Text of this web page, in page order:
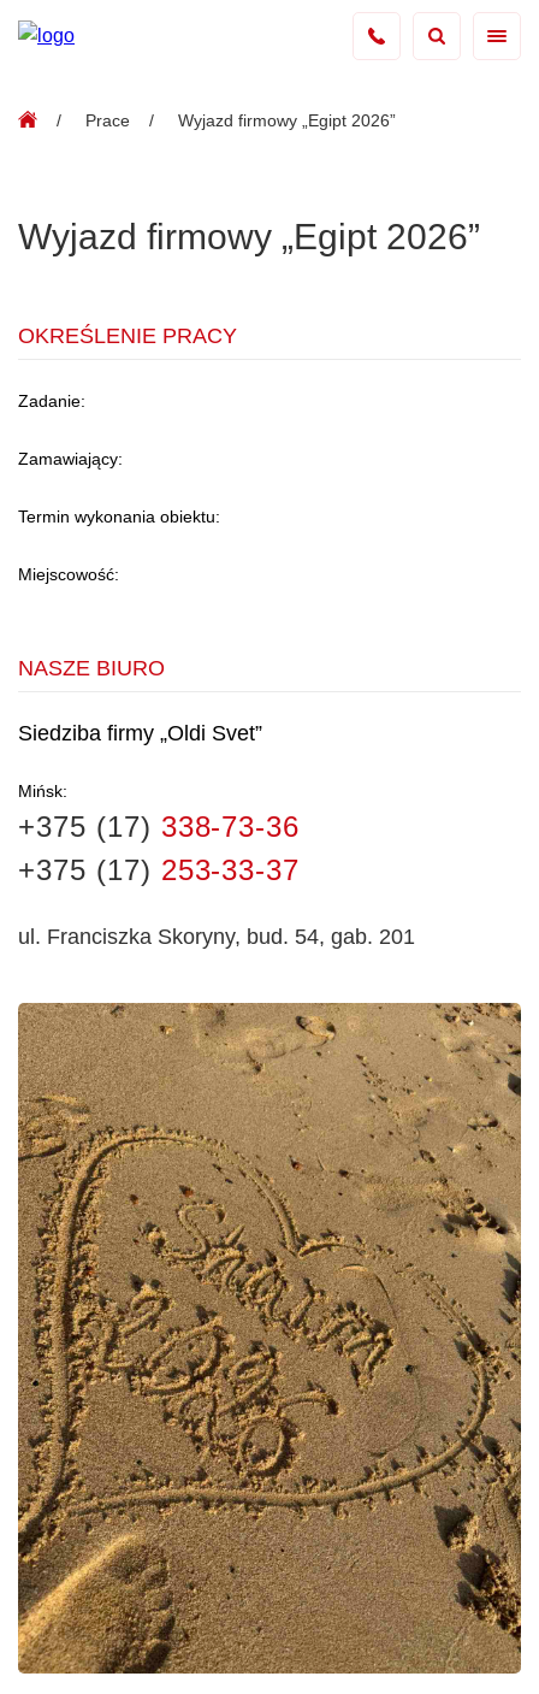
Prace Wyjazd firmowy „Egipt 2026”
Wyjazd firmowy „Egipt 2026”
OKREŚLENIE PRACY
Zadanie:
Zamawiający:
Termin wykonania obiektu:
Miejscowość:
NASZE BIURO
Siedziba firmy „Oldi Svet”
Mińsk:
+375 (17) 338-73-36
+375 (17) 253-33-37
ul. Franciszka Skoryny, bud. 54, gab. 201